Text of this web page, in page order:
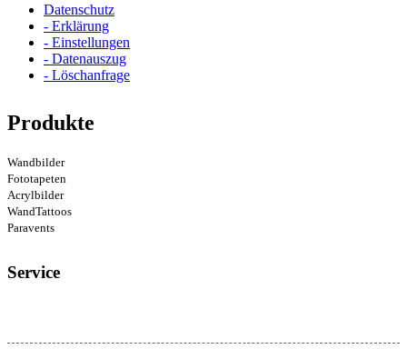
Datenschutz
- Erklärung
- Einstellungen
- Datenauszug
- Löschanfrage
Produkte
Wandbilder
Fototapeten
Acrylbilder
WandTattoos
Paravents
Service